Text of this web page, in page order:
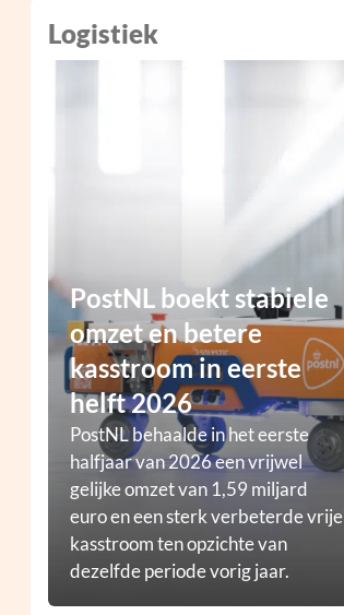
Logistiek
PostNL boekt stabiele
omzet en betere
kasstroom in eerste
helft 2026
PostNL behaalde in het eerste
halfjaar van 2026 een vrijwel
gelijke omzet van 1,59 miljard
euro en een sterk verbeterde vrije
kasstroom ten opzichte van
dezelfde periode vorig jaar.